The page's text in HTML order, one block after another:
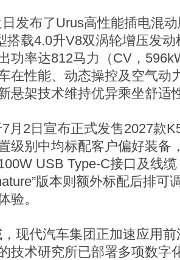
发布了Urus高性能插电混
搭载4.0升V8双涡轮增压发
功率达812马力（CV，
在性能、动态操控及空气动
悬架技术维持优异乘坐舒适
2日宣布正式发售2027款
级别中均标配客户偏好装备
USB Type-C接口及线
版本则额外标配后排可
验。
现代汽车集团正加速应用前
技术研究所已部署多项数字